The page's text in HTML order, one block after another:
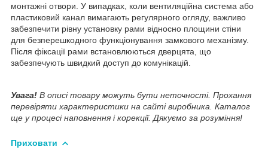
монтажні отвори. У випадках, коли вентиляційна система або
пластиковий канал вимагають регулярного огляду, важливо
забезпечити рівну установку рами відносно площини стіни
для безперешкодного функціонування замкового механізму.
Після фіксації рами встановлюються дверцята, що
забезпечують швидкий доступ до комунікацій.
Увага! В описі товару можуть бути неточності. Прохання
перевіряти характеристики на сайті виробника. Каталог
ще у процесі наповнення і корекції. Дякуємо за розуміння!
Приховати